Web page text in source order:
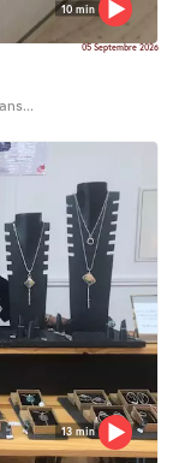
10 min
05 Septembre 2026
13 min